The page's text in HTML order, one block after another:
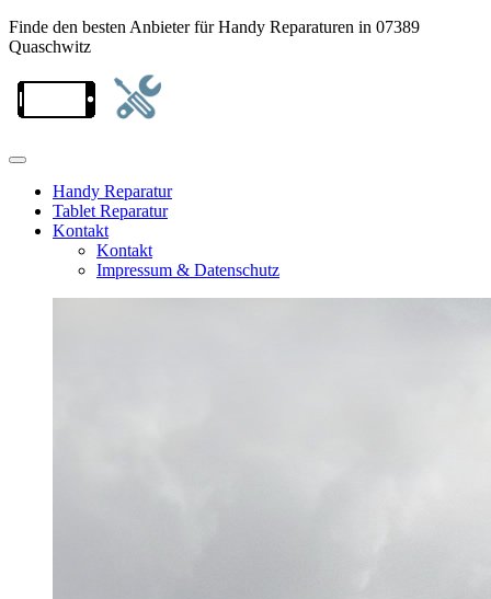
Finde den besten Anbieter für Handy Reparaturen in 07389
Quaschwitz
Handy Reparatur
Tablet Reparatur
Kontakt
Kontakt
Impressum & Datenschutz